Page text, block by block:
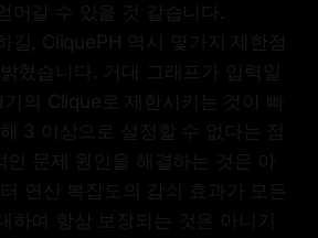
어갈 수 있을 것 같습니다.
길, CliquePH 역시 몇가지 제한점
혔습니다. 거대 그래프가 입력일
기의 Clique로 제한시키는 것이 빠
3 이상으로 설정할 수 없다는 점
인 문제 원인을 해결하는 것은 아
연산 복잡도의 감쇠 효과가 모든
하여 항상 보장되는 것은 아니기